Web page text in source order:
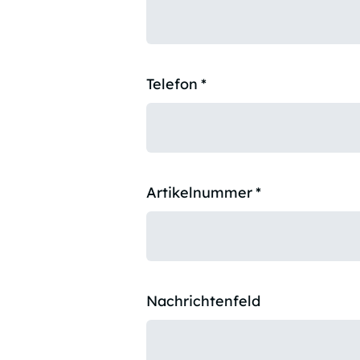
Telefon *
Artikelnummer*
Nachrichtenfeld